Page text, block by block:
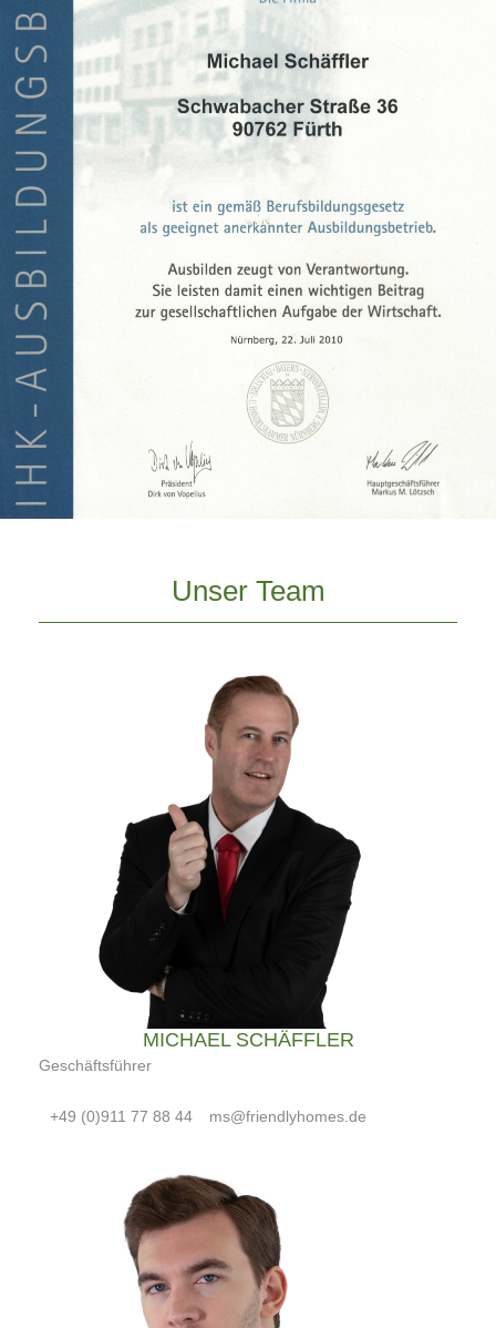
Unser Team
MICHAEL SCHÄFFLER
Geschäftsführer
+49 (0)911 77 88 44 ms@friendlyhomes.de